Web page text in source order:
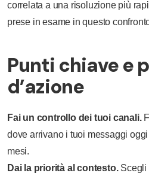
correlata a una risoluzione più
prese in esame in questo
Punti chiave e
d’azione
Fai un controllo dei tuoi canali.
dove arrivano i tuoi messaggi
mesi.
Dai la priorità al contesto. Scegli